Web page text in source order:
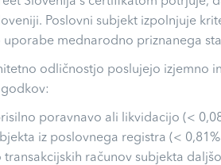
Poslovni subjekt izpolnjuje
uporabe mednarodno priznanega
odličnostjo poslujejo izjemno
poravnavo ali likvidacijo (<
iz poslovnega registra (<
transakcijskih računov subjekta